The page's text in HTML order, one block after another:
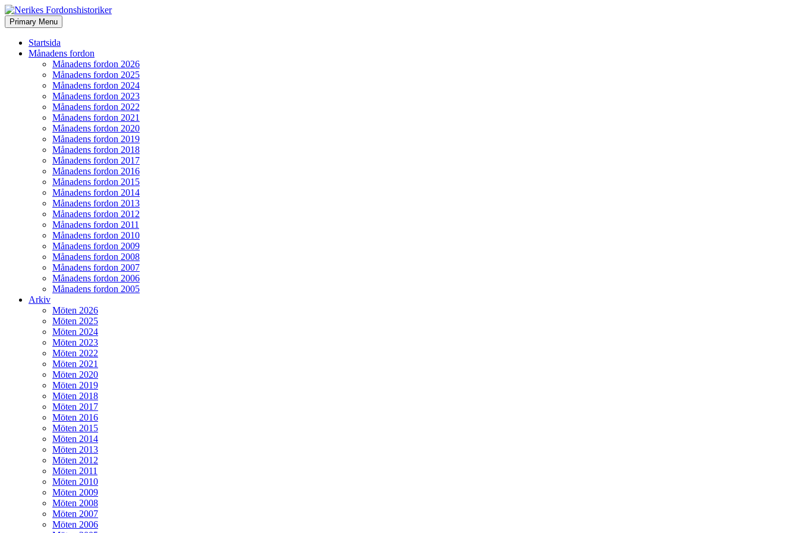
Nerikes Fordonshistoriker
Search
Primary Menu Skip
to
Startsida
Månadens fordon
Månadens fordon 2026
Månadens fordon 2025
Månadens fordon 2024
Månadens fordon 2023
Månadens fordon 2022
Månadens fordon 2021
Månadens fordon 2020
Månadens fordon 2019
Månadens fordon 2018
Månadens fordon 2017
Månadens fordon 2016
Månadens fordon 2015
Månadens fordon 2014
Månadens fordon 2013
Månadens fordon 2012
Månadens fordon 2011
Månadens fordon 2010
Månadens fordon 2009
Månadens fordon 2008
Månadens fordon 2007
Månadens fordon 2006
Månadens fordon 2005
Arkiv
Möten 2026
Möten 2025
Möten 2024
Möten 2023
Möten 2022
Möten 2021
Möten 2020
Möten 2019
Möten 2018
Möten 2017
Möten 2016
Möten 2015
Möten 2014
Möten 2013
Möten 2012
Möten 2011
Möten 2010
Möten 2009
Möten 2008
Möten 2007
Möten 2006